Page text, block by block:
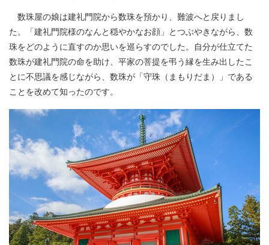
数珠屋の娘は建礼門院から数珠を預かり、難波へと戻りまし
た。「建礼門院様のなんと穏やかなお顔」とつぶやきながら、数
珠をどのように直すのか思いを巡らすのでした。自分が仕立てた
数珠が建礼門院の命を助け、平家の菩提を弔う縁を生み出したこ
とに不思議を感じながら、数珠が「守珠（まもりだま）」である
ことを改めて知ったのです。